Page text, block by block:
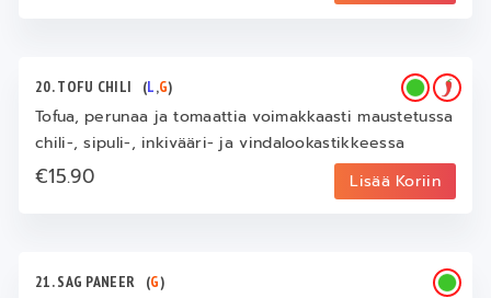
20. TOFU CHILI (L,G)
Tofua, perunaa ja tomaattia voimakkaasti maustetussa
chili-, sipuli-, inkivääri- ja vindalookastikkeessa
€15.90 Lisää Koriin
21. SAG PANEER (G)